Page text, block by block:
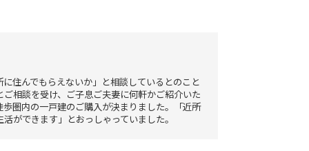
住んでもらえないか」と相談しているとのこと
相談を受け、ご子息ご夫妻に何軒かご紹介いた
圏内の一戸建のご購入が決まりました。「近所
ができます」とおっしゃっていました。